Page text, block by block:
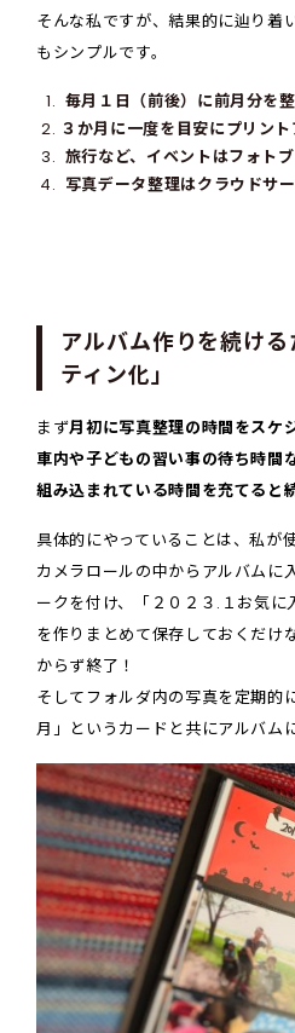
そんな私ですが、結果的に辿り着
もシンプルです。
毎月１日（前後）に前月分を
３か月に一度を目安にプリン
旅行など、イベントはフォト
写真データ整理はクラウドサ
アルバム作りを続け
ティン化」
まず月初に写真整理の時間をスケ
車内や子どもの習い事の待ち時間
組み込まれている時間を充てると
具体的にやっていることは、私が
カメラロールの中からアルバムに
ークを付け、「２０２３.１お気
を作りまとめて保存しておくだけ
からず終了！
そしてフォルダ内の写真を定期的
月」というカードと共にアルバム